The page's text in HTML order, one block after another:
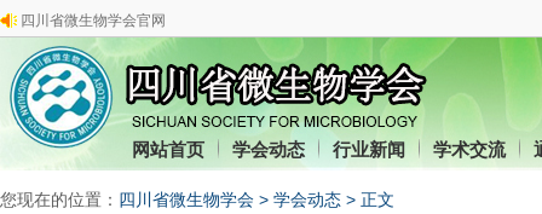
四川省微生物学会官网
网站首页 学会动态 行业新闻 学术交流
您现在的位置： 四川省微生物学会 > 学会动态 > 正文